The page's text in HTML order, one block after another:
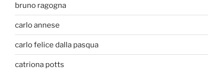
bruno ragogna
carlo annese
carlo felice dalla pasqua
catriona potts